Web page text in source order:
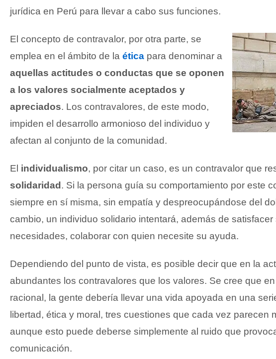
jurídica en Perú para llevar a cabo sus funciones.
El concepto de contravalor, por otra parte, se
emplea en el ámbito de la ética para denominar a
aquellas actitudes o conductas que se oponen
a los valores socialmente aceptados y
apreciados. Los contravalores, de este modo,
impiden el desarrollo armonioso del individuo y
afectan al conjunto de la comunidad.
El individualismo, por citar un caso, es un contravalor que
solidaridad . Si la persona guía su comportamiento por este
siempre en sí misma, sin empatía y despreocupándose del
cambio, un individuo solidario intentará, además de satisfacer
necesidades, colaborar con quien necesite su ayuda.
Dependiendo del punto de vista, es posible decir que en la
abundantes los contravalores que los valores. Se cree que
racional, la gente debería llevar una vida apoyada en una
libertad, ética y moral, tres cuestiones que cada vez parecen
aunque esto puede deberse simplemente al ruido que
comunicación.